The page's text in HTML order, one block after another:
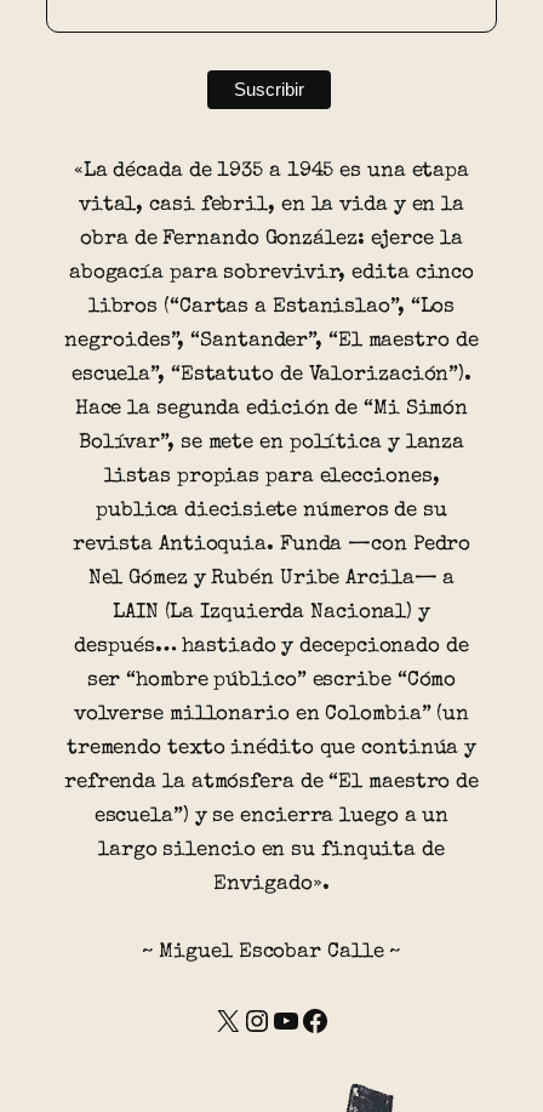
«La década de 1935 a 1945 es una etapa
vital, casi febril, en la vida y en la
obra de Fernando González: ejerce la
abogacía para sobrevivir, edita cinco
libros (“Cartas a Estanislao”, “Los
negroides”, “Santander”, “El maestro de
escuela”, “Estatuto de Valorización”).
Hace la segunda edición de “Mi Simón
Bolívar”, se mete en política y lanza
listas propias para elecciones,
publica diecisiete números de su
revista Antioquia. Funda —con Pedro
Nel Gómez y Rubén Uribe Arcila— a
LAIN (La Izquierda Nacional) y
después… hastiado y decepcionado de
ser “hombre público” escribe “Cómo
volverse millonario en Colombia” (un
tremendo texto inédito que continúa y
refrenda la atmósfera de “El maestro de
escuela”) y se encierra luego a un
largo silencio en su finquita de
Envigado».
~ Miguel Escobar Calle ~
X Instagram YouTube Facebook